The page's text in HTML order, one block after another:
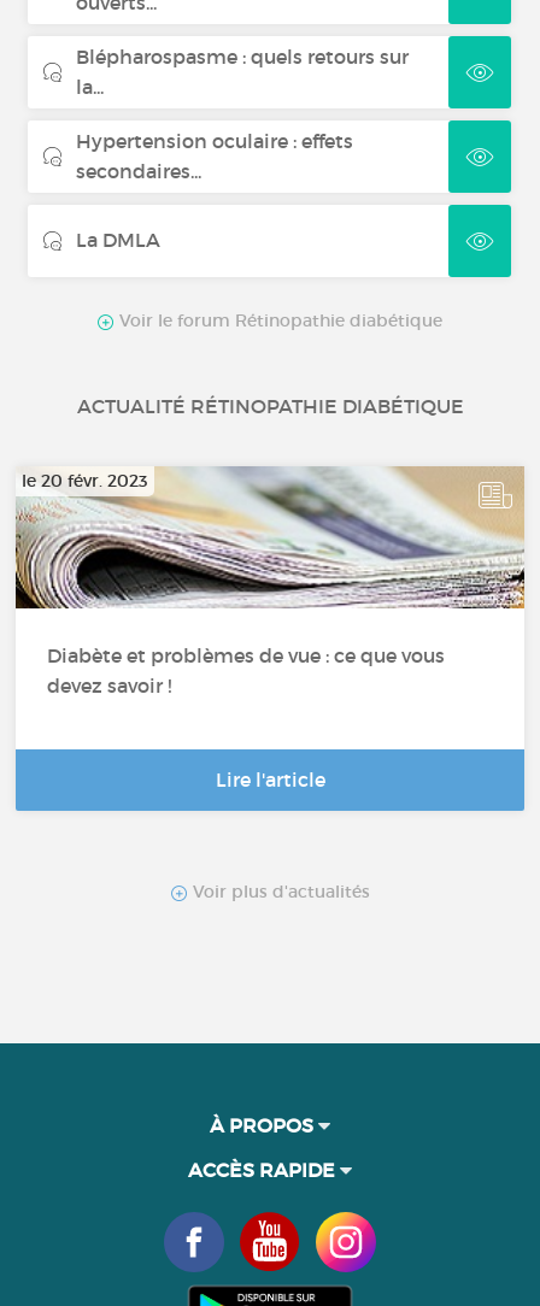
Blépharospasme : quels retours sur
la...
Hypertension oculaire : effets
secondaires...
La DMLA
Voir le forum Rétinopathie diabétique
ACTUALITÉ RÉTINOPATHIE DIABÉTIQUE
le 20 févr. 2023
Diabète et problèmes de vue : ce que vous
devez savoir !
Lire l'article
Voir plus d'actualités
À PROPOS
ACCÈS RAPIDE